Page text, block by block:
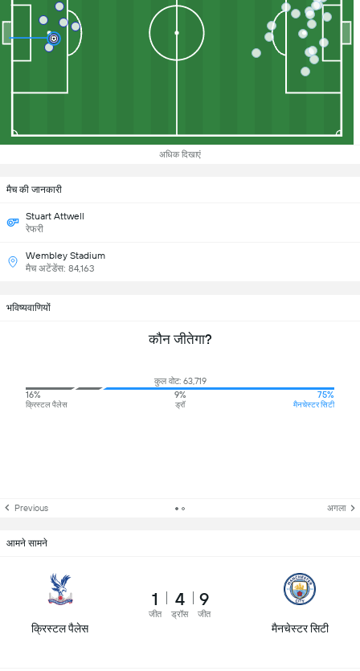
अधिक दिखाएं
मैच की जानकारी
Stuart Attwell
रेफरी
Wembley Stadium
मैच अटेंडेंस: 84,163
भविष्यवाणियों
कौन जीतेगा?
कुल वोट: 63,719
16%
क्रिस्टल पैलेस
9%
ड्रॉ
75%
मैनचेस्टर सिटी
Previous अगला
आमने सामने
क्रिस्टल पैलेस
1
जीत
4
ड्रॉस
9
जीत
मैनचेस्टर सिटी